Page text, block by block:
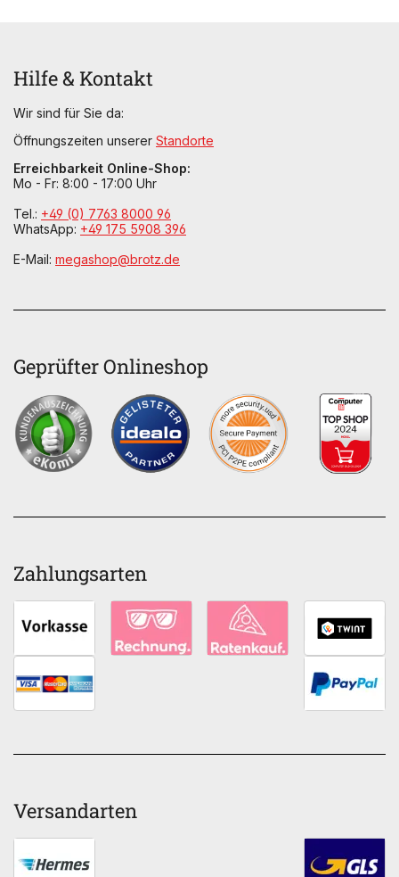
Hilfe & Kontakt
Wir sind für Sie da:
Öffnungszeiten unserer Standorte
Erreichbarkeit Online-Shop:
Mo - Fr: 8:00 - 17:00 Uhr
Tel.: +49 (0) 7763 8000 96
WhatsApp: +49 175 5908 396
E-Mail: megashop@brotz.de
Geprüfter Onlineshop
Zahlungsarten
Versandarten